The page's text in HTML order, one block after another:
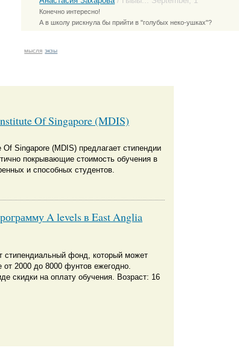
Конечно интересно!
А в школу рискнула бы прийти в "голубых неко-ушках"?
мысля экзы
Of Singapore (MDIS)
Singapore (MDIS) предлагает стипендии
покрывающие стоимость обучения в
и способных студентов.
A levels в East Anglia
стипендиальный фонд, который может
2000 до 8000 фунтов ежегодно.
скидки на оплату обучения. Возраст: 16